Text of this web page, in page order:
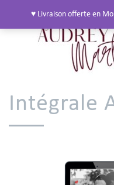
Intégrale
♥ Livraison offerte en